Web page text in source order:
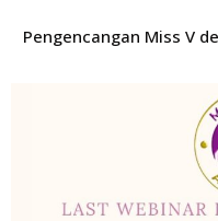
Pengencangan Miss V